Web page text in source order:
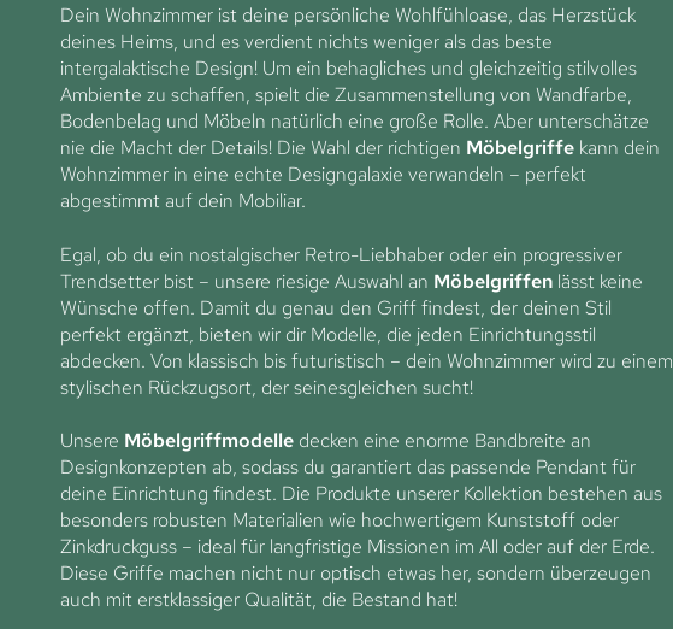
Dein Wohnzimmer ist deine persönliche Wohlfühloase, das Herzstück
deines Heims, und es verdient nichts weniger als das beste
intergalaktische Design! Um ein behagliches und gleichzeitig stilvolles
Ambiente zu schaffen, spielt die Zusammenstellung von Wandfarbe,
Bodenbelag und Möbeln natürlich eine große Rolle. Aber unterschätze
nie die Macht der Details! Die Wahl der richtigen Möbelgriffe kann dein
Wohnzimmer in eine echte Designgalaxie verwandeln – perfekt
abgestimmt auf dein Mobiliar.
Egal, ob du ein nostalgischer Retro-Liebhaber oder ein progressiver
Trendsetter bist – unsere riesige Auswahl an Möbelgriffen lässt keine
Wünsche offen. Damit du genau den Griff findest, der deinen Stil
perfekt ergänzt, bieten wir dir Modelle, die jeden Einrichtungsstil
abdecken. Von klassisch bis futuristisch – dein Wohnzimmer wird zu einem
stylischen Rückzugsort, der seinesgleichen sucht!
Unsere Möbelgriffmodelle decken eine enorme Bandbreite an
Designkonzepten ab, sodass du garantiert das passende Pendant für
deine Einrichtung findest. Die Produkte unserer Kollektion bestehen aus
besonders robusten Materialien wie hochwertigem Kunststoff oder
Zinkdruckguss – ideal für langfristige Missionen im All oder auf der Erde.
Diese Griffe machen nicht nur optisch etwas her, sondern überzeugen
auch mit erstklassiger Qualität, die Bestand hat!